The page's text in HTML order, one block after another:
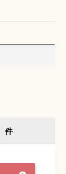
件